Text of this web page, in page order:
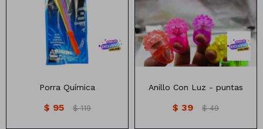
Porra química
Porra Química
$ 95 $ 119
Anillo con Luz
Anillo Con Luz - puntas
$ 39 $ 49